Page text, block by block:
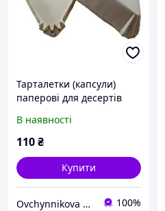
Тарталетки (капсули)
паперові для десертів
В наявності
110₴
Купити
Ovchynnikova Shop інтернет-магазин товарів для кондитерів 100%